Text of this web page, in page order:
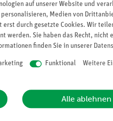
auf unserer Website und
Medien von
durch gesetzte Cookies. Wir
werden. Sie haben das Recht,
finden Sie in unserer
Funktional Weitere
Alle ablehnen